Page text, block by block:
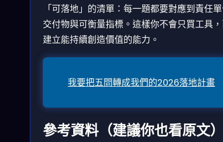
「可落地」的清單：每一題都要對應到責任
交付物與可衡量指標。這樣你不會只買工具
建立能持續創造價值的能力。
我要把五問轉成我們的2026落地計畫
參考資料（建議你也看原文